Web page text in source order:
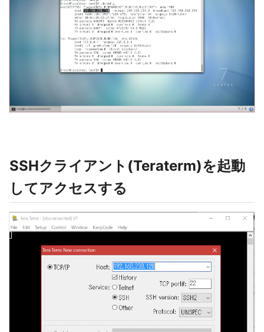
SSHクライアント(Teraterm)を起動
してアクセスする